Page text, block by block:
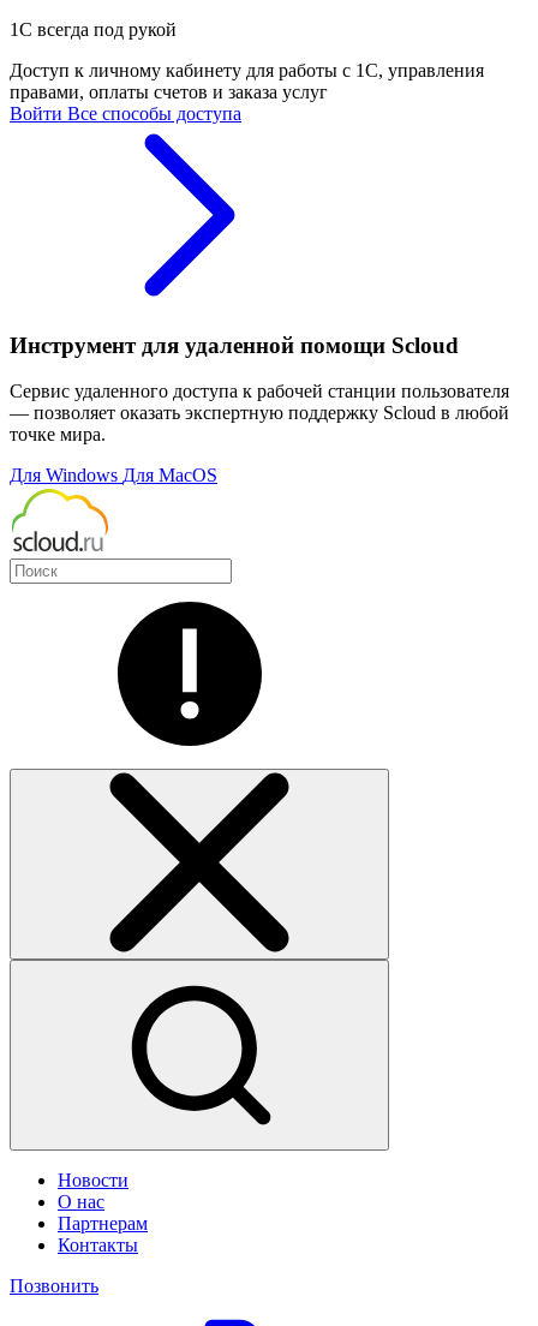
1С всегда под рукой
Доступ к личному кабинету для работы с 1С, управления
правами, оплаты счетов и заказа услуг
Войти Все способы доступа
Инструмент для удаленной помощи Scloud
Сервис удаленного доступа к рабочей станции пользователя
— позволяет оказать экспертную поддержку Scloud в любой
точке мира.
Для Windows Для MacOS
Новости
О нас
Партнерам
Контакты
Позвонить